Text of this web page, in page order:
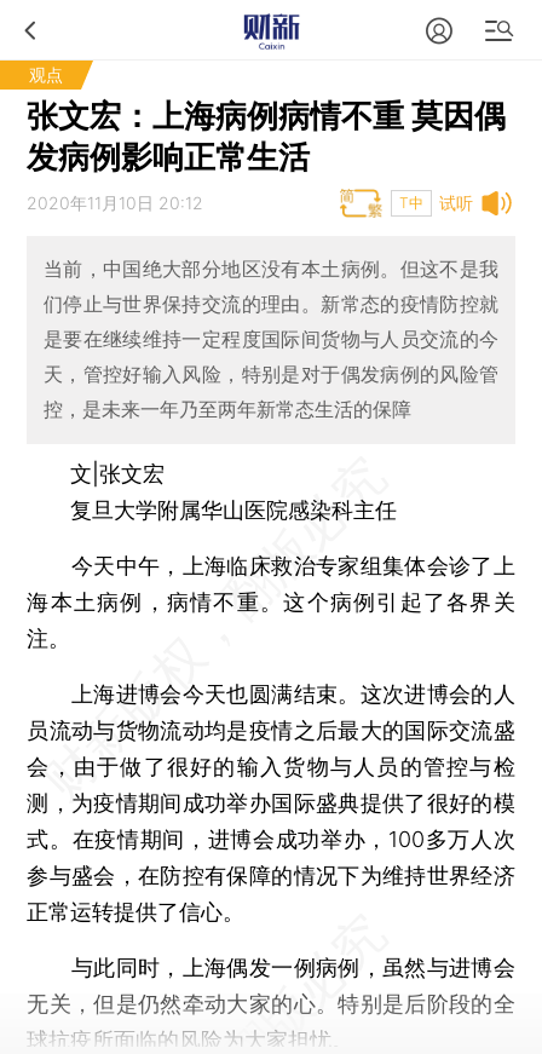
观点
张文宏：上海病例病情不重 莫因偶
发病例影响正常生活
试听
2020年11月10日 20:12 T中
当前，中国绝大部分地区没有本土病例。但这不是我
们停止与世界保持交流的理由。新常态的疫情防控就
是要在继续维持一定程度国际间货物与人员交流的今
天，管控好输入风险，特别是对于偶发病例的风险管
控，是未来一年乃至两年新常态生活的保障
文|张文宏
复旦大学附属华山医院感染科主任
今天中午，上海临床救治专家组集体会诊了上
海本土病例，病情不重。这个病例引起了各界关
注。
上海进博会今天也圆满结束。这次进博会的人
员流动与货物流动均是疫情之后最大的国际交流盛
会，由于做了很好的输入货物与人员的管控与检
测，为疫情期间成功举办国际盛典提供了很好的模
式。在疫情期间，进博会成功举办，100多万人次
参与盛会，在防控有保障的情况下为维持世界经济
正常运转提供了信心。
与此同时，上海偶发一例病例，虽然与进博会
无关，但是仍然牵动大家的心。特别是后阶段的全
球抗疫所面临的风险为大家担忧。